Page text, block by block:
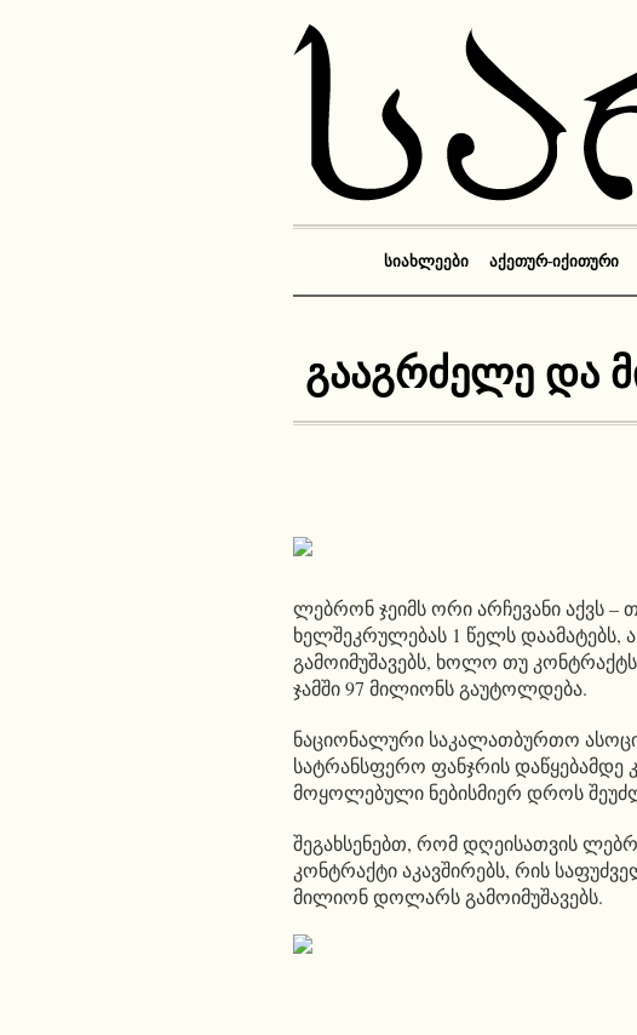
ᲡᲘᲐᲮᲚᲔᲔᲑᲘ ᲐᲥᲔᲗᲣᲠ-ᲘᲥᲘᲗᲣᲠᲘ
გააგრძელე და
ლებრონ ჯეიმს ორი არჩევანი აქვს –
ხელშეკრულებას 1 წელს
გამოიმუშავებს, ხოლო თუ
ჯამში 97 მილიონს გაუტოლდება.
ნაციონალური საკალათბურთო
სატრანსფერო ფანჯრის დაწყებამდე
მოყოლებული ნებისმიერ დროს
შეგახსენებთ, რომ დღეისათვის
კონტრაქტი აკავშირებს, რის
მილიონ დოლარს გამოიმუშავებს.